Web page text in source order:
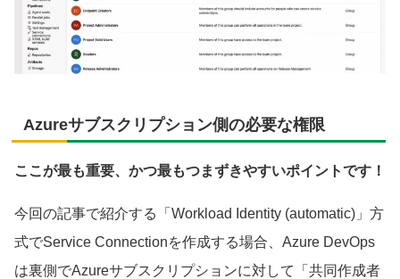
Azureサブスクリプション側の必要な権限
ここが最も重要、かつ最もつまずきやすいポイントです！
今回の記事で紹介する「Workload Identity (automatic)」方
式でService Connectionを作成する場合、Azure DevOps
は裏側でAzureサブスクリプションに対して「共同作成者